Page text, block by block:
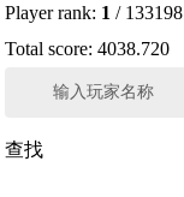
Player rank: 1 / 133198
Total score: 4038.720
输入玩家名称
查找